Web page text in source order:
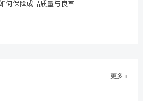
何保障成品质量与良率
更多 +